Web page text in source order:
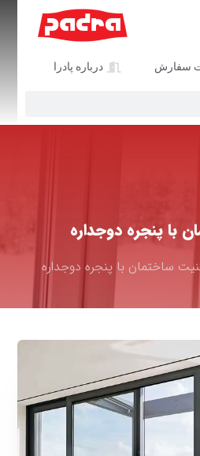
سفارش درباره پادرا
با پنجره دوجداره
ساختمان با پنجره دوجداره